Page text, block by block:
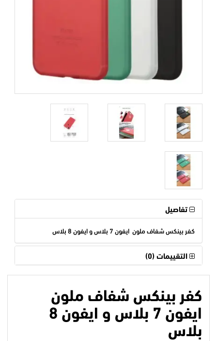
تفاصيل
كفر بينكس شفاف ملون ايفون 7 بلاس و ايفون 8 بلاس
التقييمات (0)
كفر بينكس شفاف ملون
ايفون 7 بلاس و ايفون 8
بلاس